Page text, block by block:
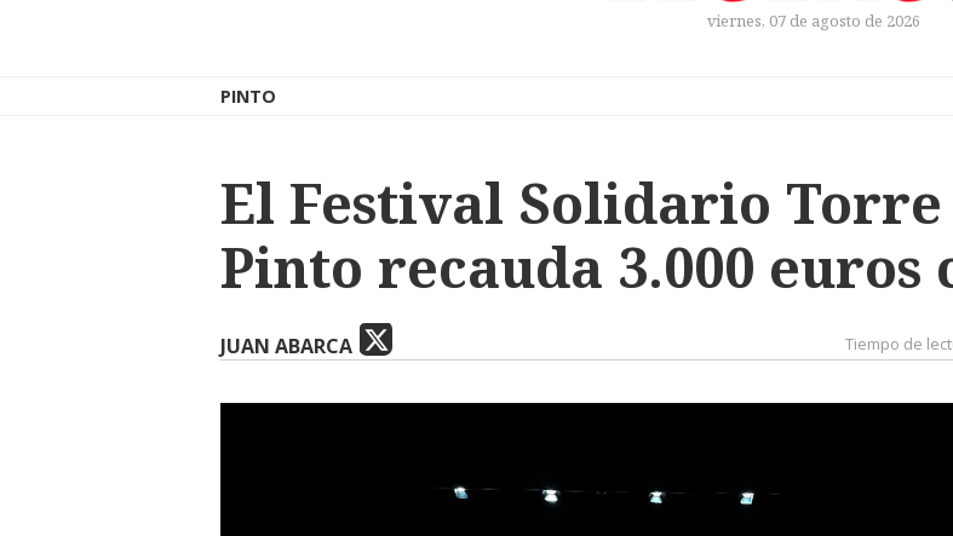
viernes, 07 de agosto de 2026
PINTO
El Festival Solidario Torre
Pinto recauda 3.000
JUAN ABARCA Tiempo de